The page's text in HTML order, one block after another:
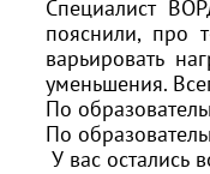
Специалист
пояснили, про
варьировать
уменьшения.
По
По
У вас остались